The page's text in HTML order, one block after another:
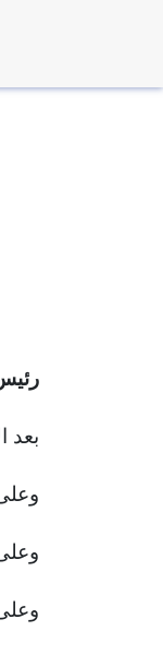
بعد
وعلى
وعلى
وعلى القانون